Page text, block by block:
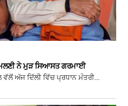
ਨੇ ਮੁੜ ਸਿਆਸਤ ਗਰਮਾਈ
ਅੱਜ ਦਿੱਲੀ ਵਿੱਚ ਪ੍ਰਧਾਨ ਮੰਤਰੀ...